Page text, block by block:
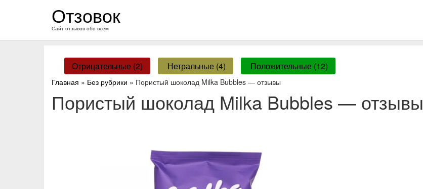
Отзовок
Сайт отзывов обо всём
Отрицательные (2) Нетральные (4) Положительные (12)
Главная » Без рубрики » Пористый шоколад Milka Bubbles — отзывы
Пористый шоколад Milka Bubbles — отзывы